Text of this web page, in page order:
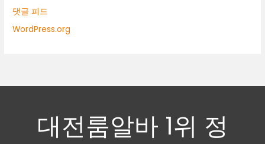
댓글 피드
WordPress.org
대전룸알바 1위 정